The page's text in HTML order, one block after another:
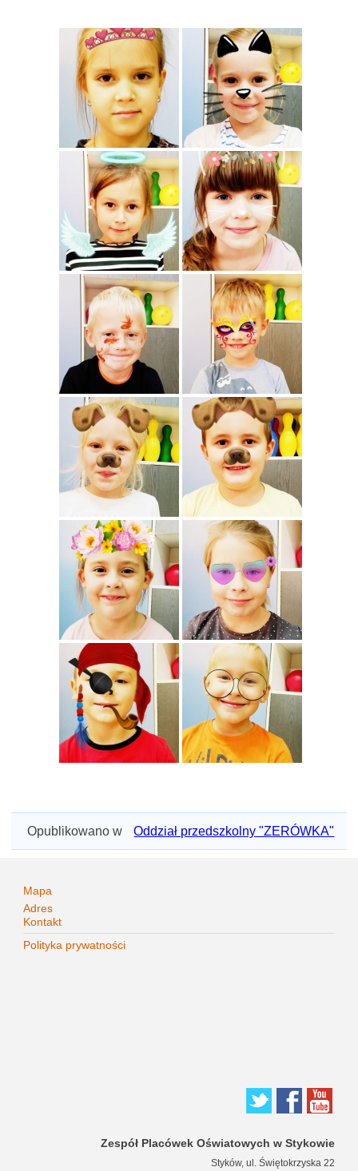
Opublikowano w Oddział przedszkolny "ZERÓWKA"
Mapa
Adres
Kontakt
Polityka prywatności
Zespół Placówek Oświatowych w Stykowie
Styków, ul. Świętokrzyska 22